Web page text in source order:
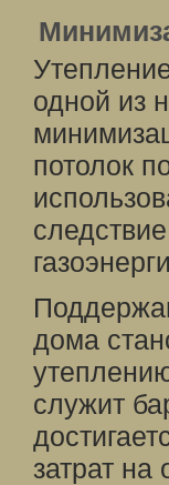
одной из
потолок
дома
служит
затрат на